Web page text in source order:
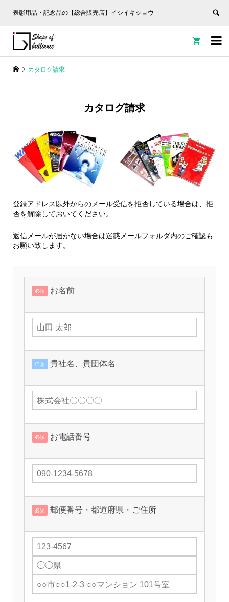
表彰用品・記念品の【総合販売店】イシイキショウ


カタログ請求
カタログ請求
登録アドレス以外からのメール受信を拒否している場合は、拒
否を解除しておいてください。
返信メールが届かない場合は迷惑メールフォルダ内のご確認も
お願い致します。
必須 お名前
任意 貴社名、貴団体名
必須 お電話番号
必須 郵便番号・都道府県・ご住所